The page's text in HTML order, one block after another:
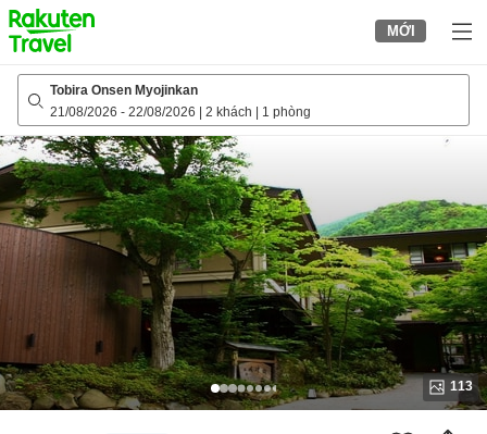
to
top
page
MỚI
Tobira Onsen Myojinkan
21/08/2026 - 22/08/2026 2 khách 1 phòng
113